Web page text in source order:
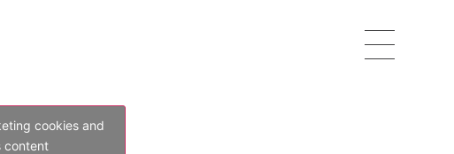
cookies and
content